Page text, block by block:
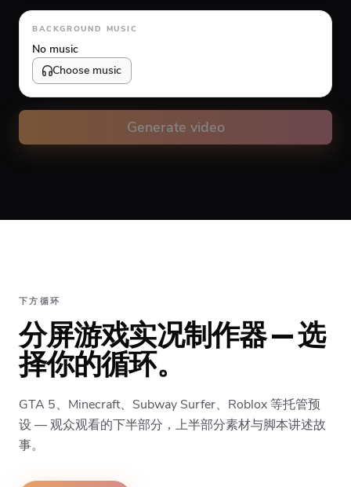
Animation type
#FFFFFF
Top Middle Bottom
BACKGROUND MUSIC
No music
Choose music
Generate video
下方循环
分屏游戏实况制作器 — 选
择你的循环。
GTA 5、Minecraft、Subway Surfer、Roblox 等托管预
设 — 观众观看的下半部分，上半部分素材与脚本讲述故
事。